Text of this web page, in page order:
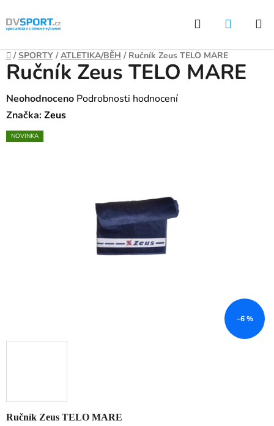
Přejít
na
Hledat
Domů
/ SPORTY / ATLETIKA/BĚH / Ručník Zeus TELO MARE
Ručník Zeus TELO MARE
Ručník Zeus TELO MARE
Průměrné
hodnocení
produktu
Neohodnoceno Podrobnosti hodnocení
Značka:Zeus
NOVINKA
–6 %